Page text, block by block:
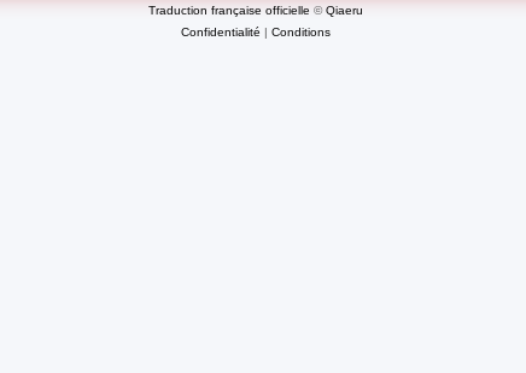
Traduction française officielle ©Qiaeru
Confidentialité | Conditions